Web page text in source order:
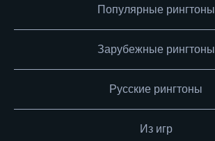
Популярные рингтоны
Зарубежные рингтоны
Русские рингтоны
Из игр